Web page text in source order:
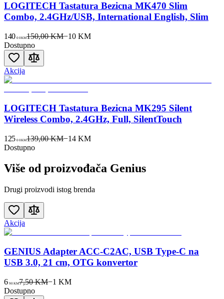
LOGITECH Tastatura Bezicna MK470 Slim
Combo, 2.4GHz/USB, International English, Slim
140 00KM150,00 KM−10 KM
Dostupno
Akcija
LOGITECH Tastatura Bezicna MK295 Silent
Wireless Combo, 2.4GHz, Full, SilentTouch
125 00KM139,00 KM−14 KM
Dostupno
Više od proizvođača Genius
Drugi proizvodi istog brenda
Akcija
GENIUS Adapter ACC-C2AC, USB Type-C na
USB 3.0, 21 cm, OTG konvertor
6 90KM7,50 KM−1 KM
Dostupno